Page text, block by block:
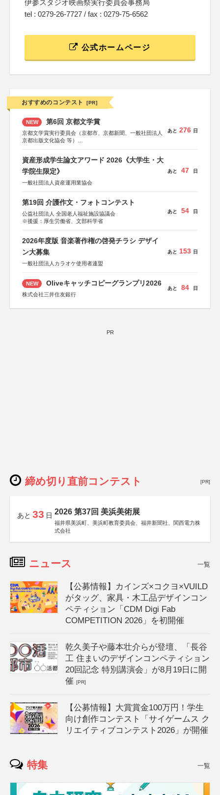
伊参スタジオ映画祭実行委員会事務局
tel : 0279-26-7727 / fax : 0279-75-6562
公式ホームページ
おすすめのコンテスト [PR]
NEW 第6回 京都文学賞
京都文学賞実行委員会（京都市、京都新聞、一般社団法人
京都出版文化協会 等）
KADOKAWA、河出書房新社、幻冬舎、講談社、光文社、
集英社、小学館、祥伝社、新潮社、淡交社、ちいさいミシ
マ社、徳間書店、早川書房、PHP研究所、双葉社、文藝春
あと 276 日
資産形成学生論文アワード 2026《大学生・大
学院生限定》
一般社団法人資産運用業協会
あと 47 日
第19回 介護作文・フォトコンテスト
公益社団法人 全国老人福祉施設協議会
※後援：厚生労働省、文部科学省
あと 54 日
2026年度版 音楽著作権の啓発チラシ デザイ
ン大募集
一般社団法人カラオケ使用者連盟
あと 153 日
NEW Oliveキャッチコピーグランプリ2026
株式会社三井住友銀行
あと 84 日
PR
締め切り直前コンテスト [PR]
あと 33 日 2026 第37回 美浜美術展
福井県美浜町、美浜町教育委員会、福井新聞社、関西電力株
式会社
ニュース 一覧
【公募情報】カインズ×コクヨ×VUILD
がタッグ、家具・木工品デザインコン
ペティション「CDM Digi Fab
COMPETITION 2026」を初開催
乾久美子や藤本壮介らが登壇、「長谷
工 住まいのデザインコンペティション
20回記念 特別講演会」が8月19日に開
催[PR]
【公募情報】大賞賞金100万円！学生
向け創作コンテスト「サイゲームス ク
リエイティブコンテスト2026」が開催
特集 一覧